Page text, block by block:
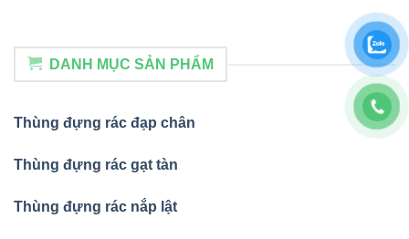
DANH MỤC SẢN PHẨM
Thùng đựng rác đạp chân
Thùng đựng rác gạt tàn
Thùng đựng rác nắp lật